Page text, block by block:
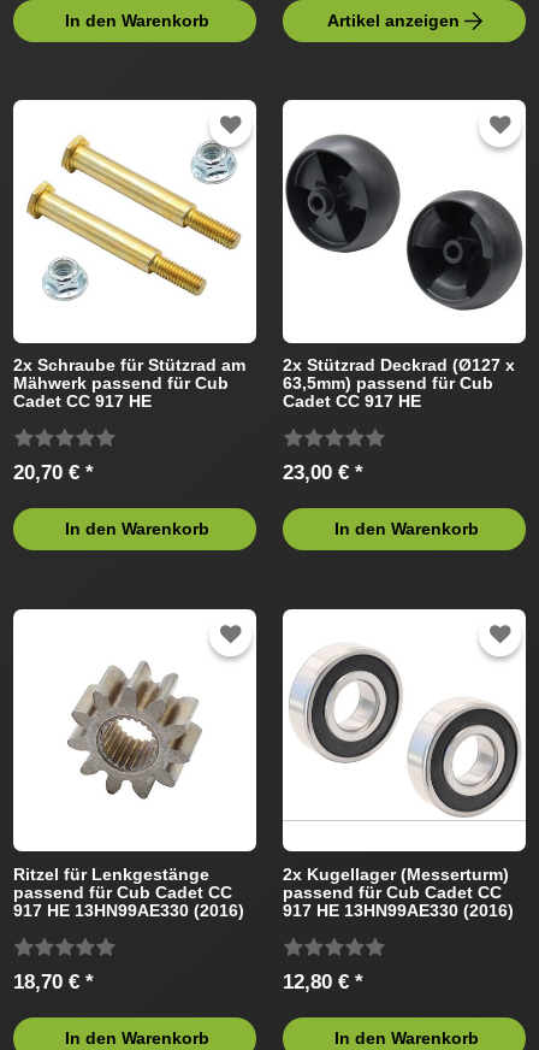
In den Warenkorb Artikel anzeigen
2x Schraube für Stützrad am
Mähwerk passend für Cub
Cadet CC 917 HE
Rasentraktor
20,70 € *
In den Warenkorb
2x Stützrad Deckrad (Ø127 x
63,5mm) passend für Cub
Cadet CC 917 HE
Rasentraktor
23,00 € *
In den Warenkorb
Ritzel für Lenkgestänge
passend für Cub Cadet CC
917 HE 13HN99AE330 (2016)
18,70 € *
In den Warenkorb
2x Kugellager (Messerturm)
passend für Cub Cadet CC
917 HE 13HN99AE330 (2016)
12,80 € *
In den Warenkorb